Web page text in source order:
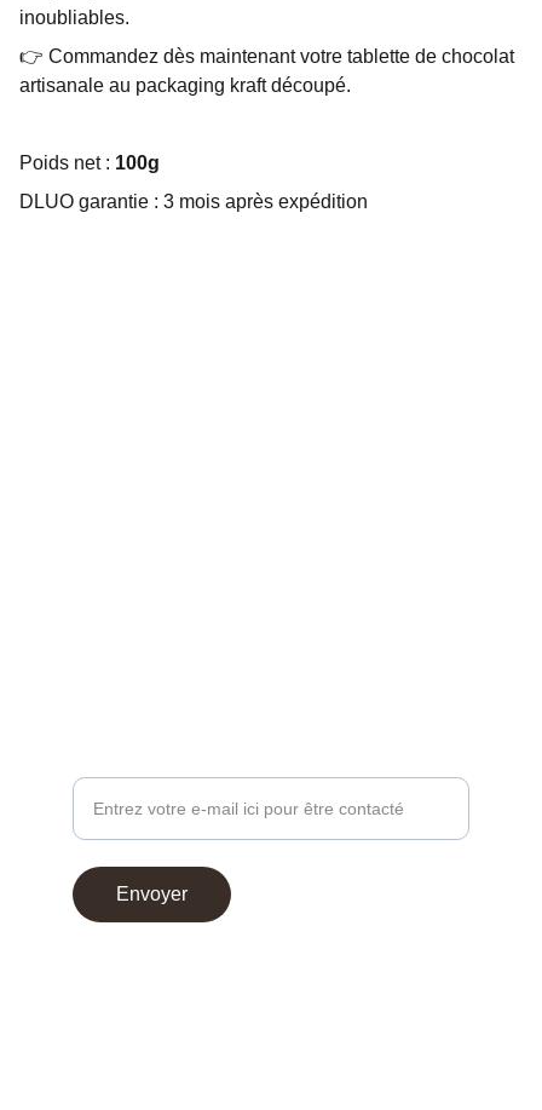
inoubliables.
👉 Commandez dès maintenant votre tablette de chocolat
artisanale au packaging kraft découpé.
Poids net : 100g
DLUO garantie : 3 mois après expédition
Envoyer